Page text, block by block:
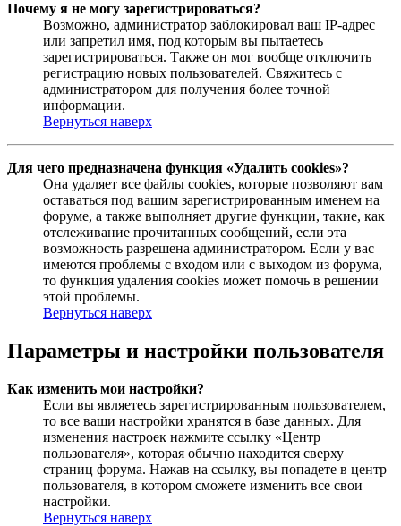
Почему я не могу зарегистрироваться?
Возможно, администратор заблокировал ваш IP-адрес
или запретил имя, под которым вы пытаетесь
зарегистрироваться. Также он мог вообще отключить
регистрацию новых пользователей. Свяжитесь с
администратором для получения более точной
информации.
Вернуться наверх
Для чего предназначена функция «Удалить cookies»?
Она удаляет все файлы cookies, которые позволяют вам
оставаться под вашим зарегистрированным именем на
форуме, а также выполняет другие функции, такие, как
отслеживание прочитанных сообщений, если эта
возможность разрешена администратором. Если у вас
имеются проблемы с входом или с выходом из форума,
то функция удаления cookies может помочь в решении
этой проблемы.
Вернуться наверх
Параметры и настройки пользователя
Как изменить мои настройки?
Если вы являетесь зарегистрированным пользователем,
то все ваши настройки хранятся в базе данных. Для
изменения настроек нажмите ссылку «Центр
пользователя», которая обычно находится сверху
страниц форума. Нажав на ссылку, вы попадете в центр
пользователя, в котором сможете изменить все свои
настройки.
Вернуться наверх